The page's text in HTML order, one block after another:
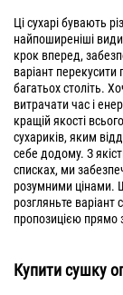
Ці сухарі бувають
найпоширеніші
крок вперед,
варіант
багатьох століть.
витрачати час і
кращій якості
сухариків, яким
себе додому. З
списках, ми
розумними цінами.
розгляньте
пропозицією прямо
Купити сушку